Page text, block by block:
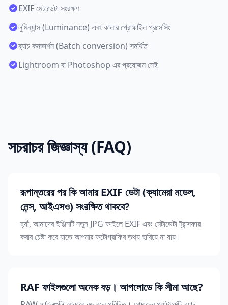
EXIF মেটাডেটা সংরক্ষণ
লুমিন্যান্স (Luminance) এবং কালার প্রোফাইল প্রসেসিং
ব্যাচ কনভার্শন (Batch conversion) সমর্থিত
Lightroom বা Photoshop এর প্রয়োজন নেই
সচরাচর জিজ্ঞাস্য (FAQ)
রূপান্তরের পর কি আমার EXIF ডেটা (ক্যামেরা মডেল,
লেন্স, আইএসও) সংরক্ষিত থাকবে?
হ্যাঁ, আমাদের ইঞ্জিনটি নতুন JPG ফাইলে EXIF এবং মেটাডেটা ট্রান্সফার
করার চেষ্টা করে যাতে আপনার ফটোগ্রাফির তথ্য হারিয়ে না যায়।
RAF ফাইলগুলো অনেক বড়। আপলোডে কি সীমা আছে?